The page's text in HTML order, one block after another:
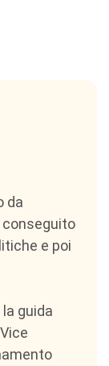
da
conseguito
e poi
guida